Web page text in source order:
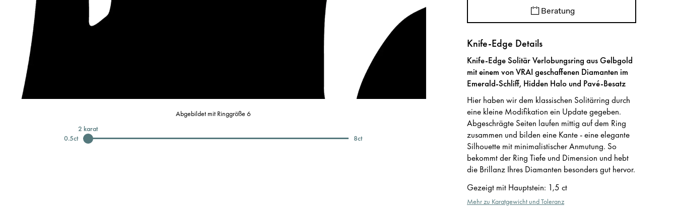
Abgebildet mit Ringgröße 6
0.5ct
2 karat
8ct
Beratung
Knife-Edge Details
Knife-Edge Solitär Verlobungsring aus Gelbgold
mit einem von VRAI geschaffenen Diamanten im
Emerald-Schliff, Hidden Halo und Pavé-Besatz
Hier haben wir dem klassischen Solitärring durch
eine kleine Modifikation ein Update gegeben.
Abgeschrägte Seiten laufen mittig auf dem Ring
zusammen und bilden eine Kante - eine elegante
Silhouette mit minimalistischer Anmutung. So
bekommt der Ring Tiefe und Dimension und hebt
die Brillanz Ihres Diamanten besonders gut hervor.
Gezeigt mit Hauptstein: 1,5 ct
Mehr zu Karatgewicht und Toleranz